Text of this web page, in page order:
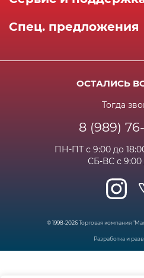
Сервисный центр
Доставка
Возрат и гарантия
Спец. предложения
Часто задаваемые
ОСТАЛИСЬ
Тогда
8 (989)
ПН-ПТ с 9:00 до
СБ-ВС с 9:00
© 1998-2026Торговая компания
Разработка и